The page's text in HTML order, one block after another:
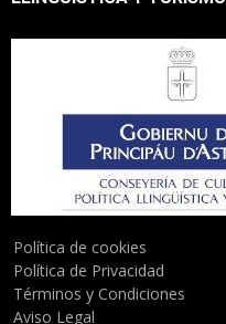
Política de cookies
Política de Privacidad
Términos y Condiciones
Aviso Legal